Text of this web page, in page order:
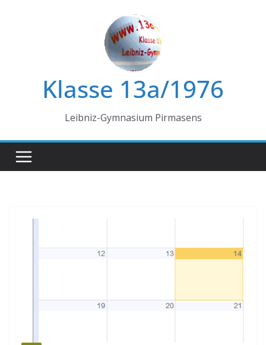
Klasse 13a/1976
Leibniz-Gymnasium Pirmasens